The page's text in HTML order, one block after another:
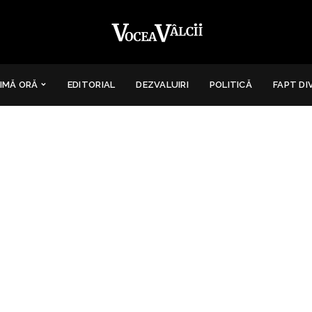
ORĂ EDITORIAL DEZVALUIRI POLITICĂ FAPT